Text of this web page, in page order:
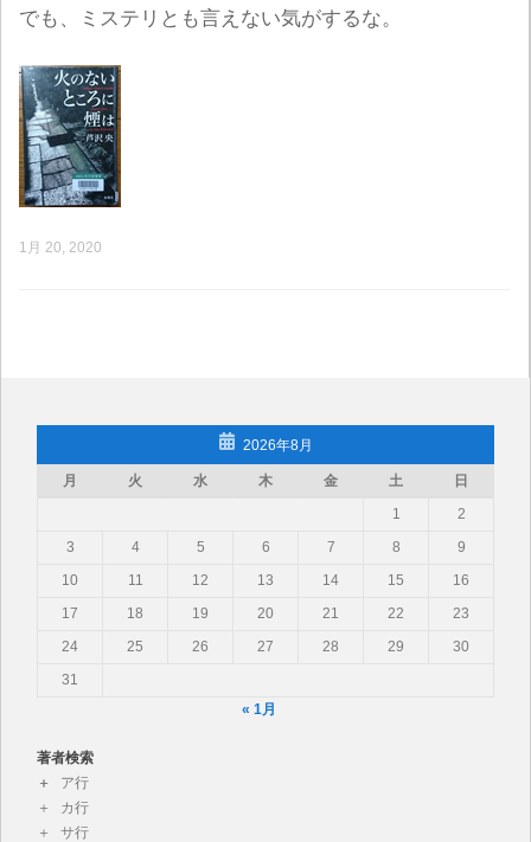
でも、ミステリとも言えない気がするな。
1月 20, 2020
2026年8月
月 火 水 木 金 土
日
1
2
3
4 5 6 7 8
9
10
11 12 13 14 15
16
17
18 19 20 21 22
23
24
25 26 27 28 29
30
31
« 1月
著者検索
ア行
カ行
サ行